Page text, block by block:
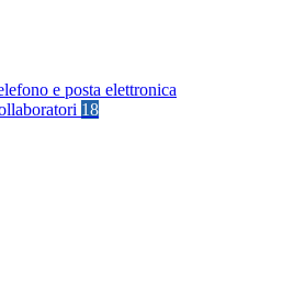
e posta elettronica
18